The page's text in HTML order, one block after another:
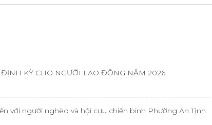
KỲ CHO NGƯỜI LAO ĐỘNG NĂM 2026
với người nghèo và hội cựu chiến binh Phường An Tịnh